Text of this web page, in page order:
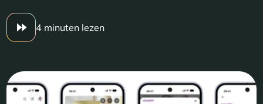
4 minuten lezen